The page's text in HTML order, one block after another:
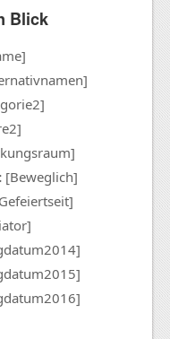
Blick
[Beweglich]